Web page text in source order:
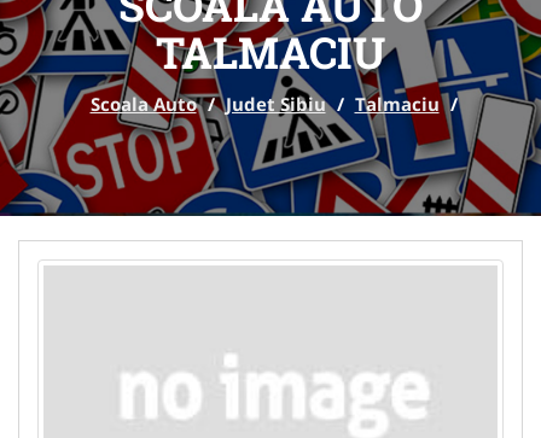
TALMACIU
Scoala Auto / Judet Sibiu / Talmaciu /